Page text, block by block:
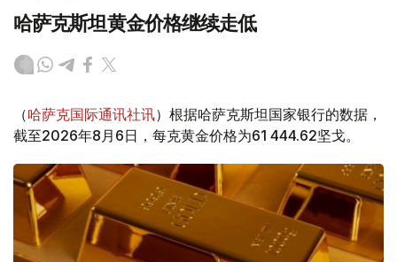
哈萨克斯坦黄金价格继续走低
（哈萨克国际通讯社讯）根据哈萨克斯坦国家银行的数据，
截至2026年8月6日，每克黄金价格为61 444.62坚戈。